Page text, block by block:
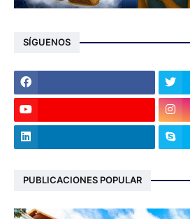
SÍGUENOS
PUBLICACIONES POPULAR